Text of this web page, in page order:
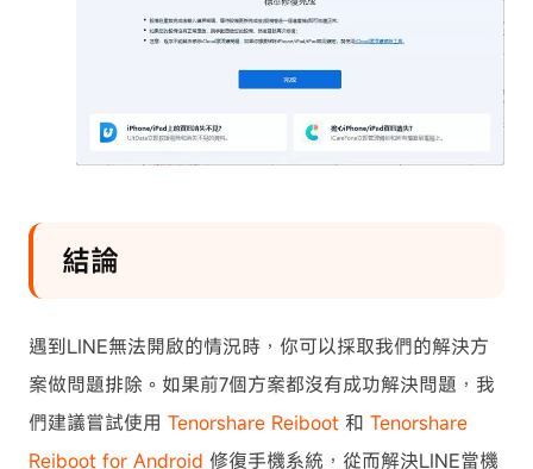
結論
遇到LINE無法開啟的情況時，你可以採取我們的解決方
案做問題排除。如果前7個方案都沒有成功解決問題，我
們建議嘗試使用 Tenorshare Reiboot 和 Tenorshare
Reiboot for Android 修復手機系統，從而解決LINE當機